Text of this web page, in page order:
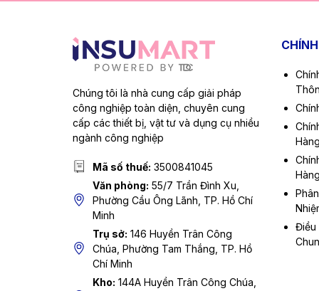
Chúng tôi là nhà cung cấp giải pháp
công nghiệp toàn diện, chuyên cung
cấp các thiết bị, vật tư và dụng cụ nhiều
ngành công nghiệp
Mã số thuế: 3500841045
Văn phòng: 55/7 Trần Đình Xu,
Phường Cầu Ông Lãnh, TP. Hồ Chí
Minh
Trụ sở: 146 Huyền Trân Công
Chúa, Phường Tam Thắng, TP. Hồ
Chí Minh
Kho: 144A Huyền Trân Công Chúa,
Hàng
Hàng
Điều